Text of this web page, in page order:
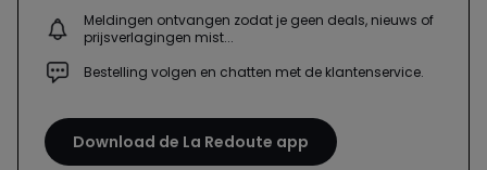
Meldingen ontvangen zodat je geen deals, nieuws of
prijsverlagingen mist...
Bestelling volgen en chatten met de klantenservice.
Download de La Redoute app